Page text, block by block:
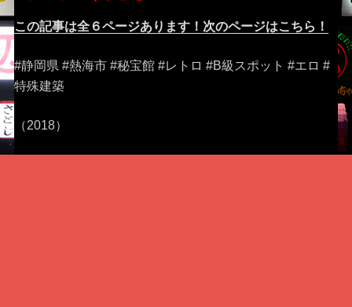
この記事は全６ページあります！次のページはこちら！
#静岡県 #熱海市 #秘宝館 #レトロ #B級スポット #エロ #
特殊建築
（2018）